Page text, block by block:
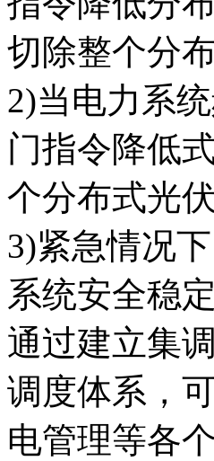
切除整个分
2)当电力系
门指令降低
个分布式光
3)紧急情况
系统安全稳
通过建立集
调度体系，
电管理等各